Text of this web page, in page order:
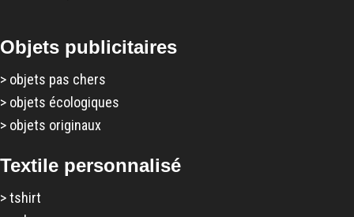
Objets publicitaires
> objets pas chers
> objets écologiques
> objets originaux
Textile personnalisé
>tshirt